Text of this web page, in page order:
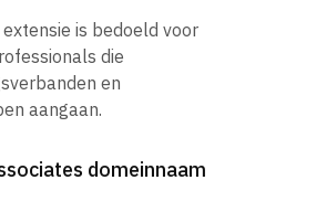
extensie is bedoeld voor
die
en
aangaan.
domeinnaam